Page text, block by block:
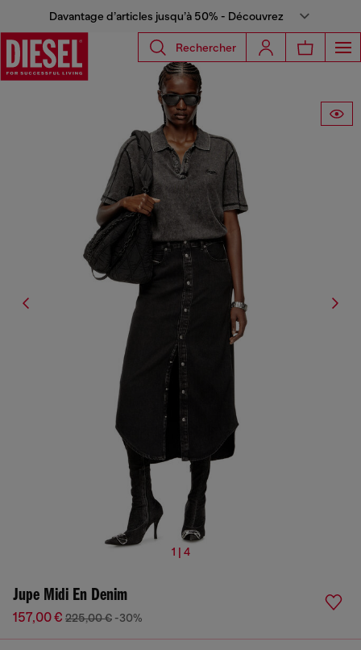
Davantage d’articles jusqu’à 50% - Découvrez
Rechercher
1 | 4
Jupe Midi En Denim
157,00 € 225,00 € -30%